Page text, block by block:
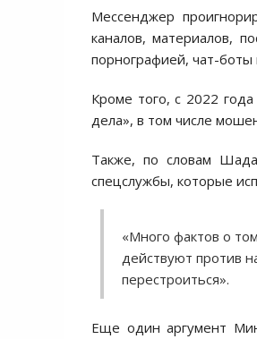
Мессенджер
каналов, материалов,
порнографией, чат-
Кроме того, с 2022
дела», в том числе
Также, по словам
спецслужбы, которые
«Много фактов о
действуют против
перестроиться».
Еще один аргумент